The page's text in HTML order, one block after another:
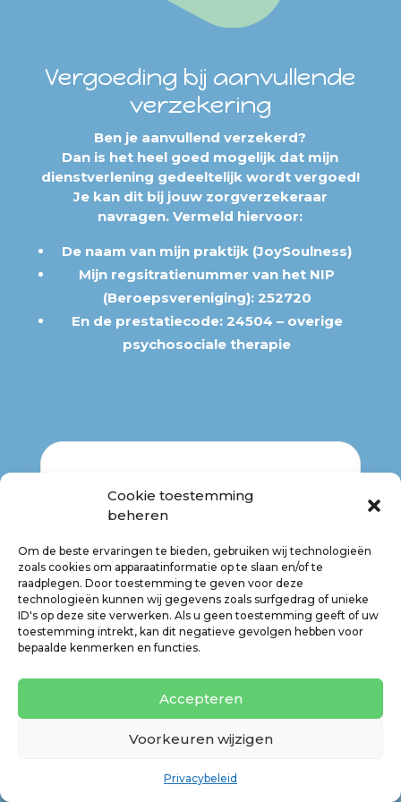
Cookie toestemming
beheren
Om de beste ervaringen te bieden, gebruiken wij technologieën
zoals cookies om apparaatinformatie op te slaan en/of te
raadplegen. Door toestemming te geven voor deze
technologieën kunnen wij gegevens zoals surfgedrag of unieke
ID's op deze site verwerken. Als u geen toestemming geeft of uw
toestemming intrekt, kan dit negatieve gevolgen hebben voor
bepaalde kenmerken en functies.
Accepteren
Voorkeuren wijzigen
Privacybeleid
Vergoeding bij aanvullende
verzekering
Ben je aanvullend verzekerd?
Dan is het heel goed mogelijk dat mijn
dienstverlening gedeeltelijk wordt vergoed!
Je kan dit bij jouw zorgverzekeraar
navragen. Vermeld hiervoor:
De naam van mijn praktijk (JoySoulness)
Mijn regsitratienummer van het NIP
(Beroepsvereniging): 252720
En de prestatiecode: 24504 – overige
psychosociale therapie
Klinische Psychologie
Brainspotting Phase 1 & 2
(Brainspotting NL, Amsterdam)
Luisterkind methode
(Luisterkind NL, Nieuw-Vennep)
Source Healing
(The Healing Experience)